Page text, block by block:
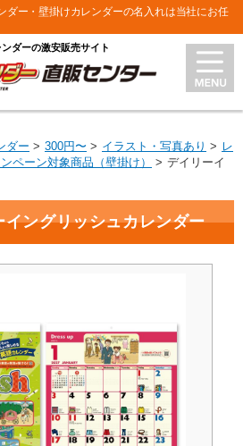
ダー・壁掛けカレンダーの名入れは当社にお任
ダーの激安販売サイト
ダー 300円〜 イラスト・写真あり
レ
ペーン対象商品（壁掛け）
デイリーイ
イングリッシュカレンダー